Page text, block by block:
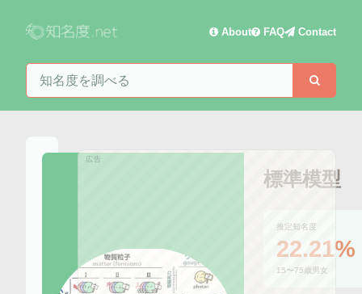
About FAQ Contact
知名度を検索
標準模型
推定知名度
22.21%
15〜75歳男女
広告